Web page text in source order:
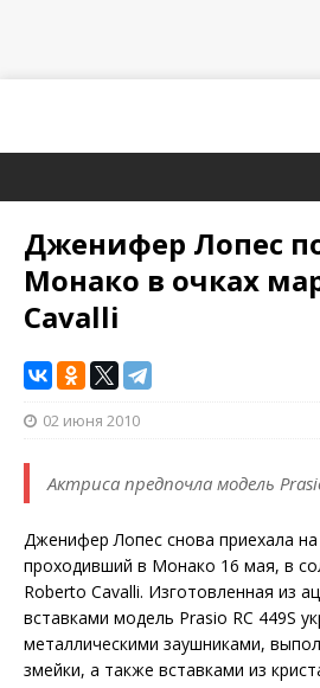
Дженифер Лопес
Монако в очках
Cavalli
02 июня 2010
Актриса предпочла модель
Дженифер Лопес снова приехала
проходивший в Монако 16 мая, в
Roberto Cavalli. Изготовленная из
вставками модель Prasio RC 449S
металлическими заушниками,
змейки, а также вставками из